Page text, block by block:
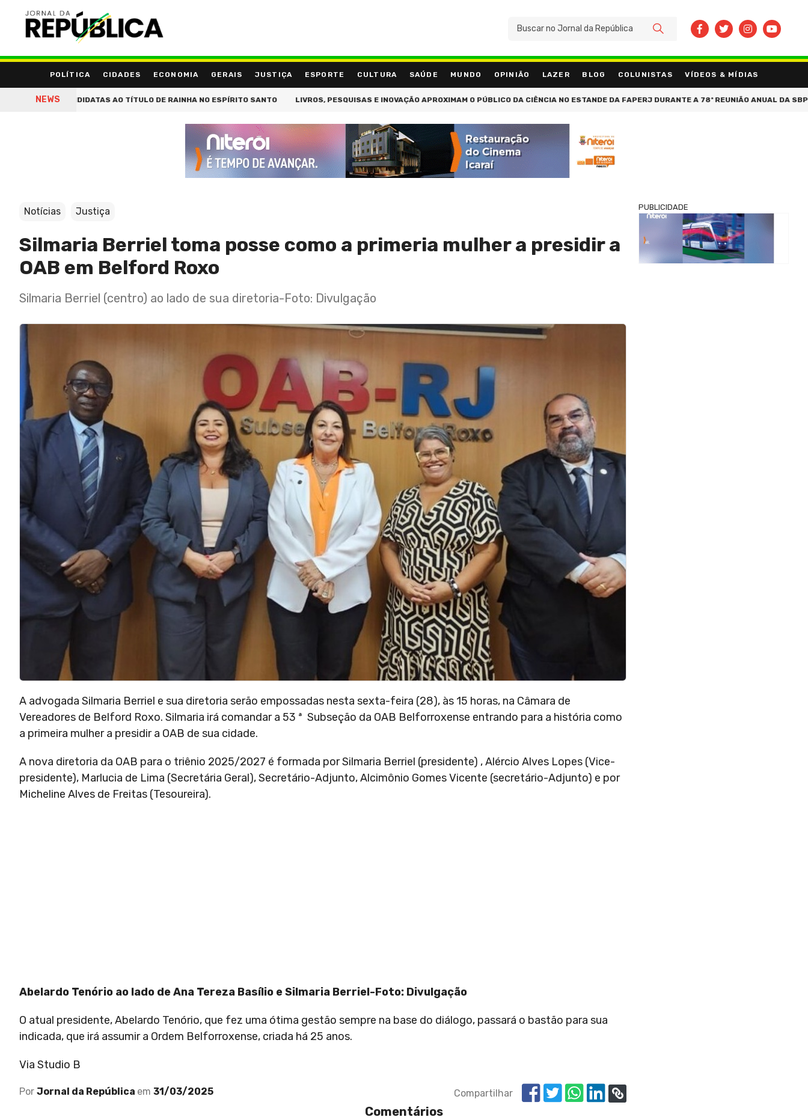
POLÍTICA CIDADES ECONOMIA GERAIS JUSTIÇA ESPORTE CULTURA SAÚDE MUNDO OPINIÃO LAZER BLOG COLUNISTAS VÍDEOS & MÍDIAS
NEWS
OITO CANDIDATAS AO TÍTULO DE RAINHA NO ESPÍRITO SANTO LIVROS, PESQUISAS E INOVAÇÃO APROXIMAM O PÚBLICO DA CIÊNCIA NO ESTANDE DA FAPERJ DURANTE A 78ª REUNIÃO ANUAL DA SBPC
BUSCAR
Notícias Justiça
Silmaria Berriel toma posse como a primeria mulher a presidir a
OAB em Belford Roxo
Silmaria Berriel (centro) ao lado de sua diretoria-Foto: Divulgação
A advogada Silmaria Berriel e sua diretoria serão empossadas nesta sexta-feira (28), às 15 horas, na Câmara de
Vereadores de Belford Roxo. Silmaria irá comandar a 53 ª Subseção da OAB Belforroxense entrando para a história como
a primeira mulher a presidir a OAB de sua cidade.
A nova diretoria da OAB para o triênio 2025/2027 é formada por Silmaria Berriel (presidente) , Alércio Alves Lopes (Vice-
presidente), Marlucia de Lima (Secretária Geral), Secretário-Adjunto, Alcimônio Gomes Vicente (secretário-Adjunto) e por
Micheline Alves de Freitas (Tesoureira).
Abelardo Tenório ao lado de Ana Tereza Basílio e Silmaria Berriel-Foto: Divulgação
O atual presidente, Abelardo Tenório, que fez uma ótima gestão sempre na base do diálogo, passará o bastão para sua
indicada, que irá assumir a Ordem Belforroxense, criada há 25 anos.
Via Studio B
Por Jornal da República em 31/03/2025 Compartilhar
PUBLICIDADE
Comentários